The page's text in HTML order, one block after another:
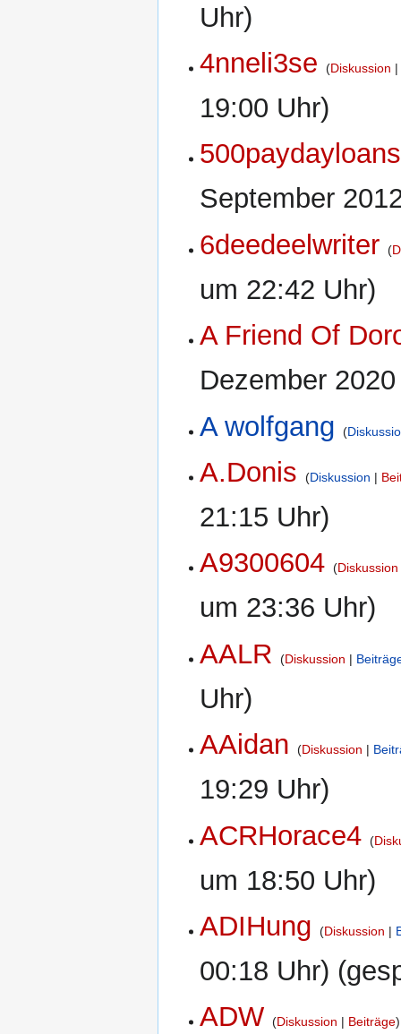
Uhr)
4nneli3se
Diskussion
19:00 Uhr)
500paydayloans
September
6deedeelwriter
um 22:42 Uhr)
A Friend Of
Dezember
A wolfgang
A.Donis Diskussion
21:15 Uhr)
A9300604
Diskussion
um 23:36 Uhr)
AALR
Diskussion
Uhr)
AAidan
Diskussion
19:29 Uhr)
ACRHorace4
um 18:50 Uhr)
ADIHung
Diskussion
00:18 Uhr)
ADW
Diskussion Beiträge